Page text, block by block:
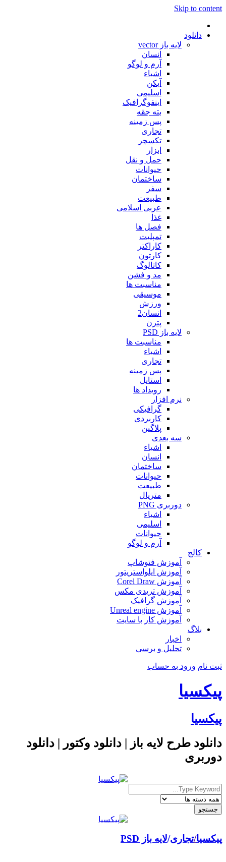
Skip to content
دانلود
لایه باز vector
انسان
آرم و لوگو
اشیاء
آیکن
اسلیمی
اینفوگرافیک
بته جقه
پس زمینه
تجاری
تکسچر
ابزار
حمل و نقل
حیوانات
ساختمان
سفر
طبیعت
عربی اسلامی
غذا
فصل ها
تمپلیت
کاراکتر
کارتون
کاتالوگ
مد و فشن
مناسبت ها
موسیقی
ورزش
انسان2
پترن
لایه باز PSD
مناسبت ها
اشیاء
تجاری
پس زمینه
استایل
رویداد ها
نرم افزار
گرافیکی
کاربردی
پلاگین
سه بعدی
اشیاء
انسان
ساختمان
حیوانات
طبیعت
متریال
دوربری PNG
اشیاء
اسلیمی
حیوانات
آرم و لوگو
کالج
آموزش فتوشاپ
آموزش ایلواستریتور
آموزش Corel Draw
آموزش تریدی مکس
آموزش گرافیک
آموزش Unreal engine
آموزش کار با سایت
بلاگ
اخبار
تحلیل و برسی
ثبت نام ورود به حساب
پیکسیا
پیکسیا
دانلود طرح لایه باز | دانلود وکتور | دانلود
دوربری
پیکسیا/ لایه باز PSD تجاری